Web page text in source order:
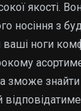
якості.
носіння з
ваші ноги
зможе